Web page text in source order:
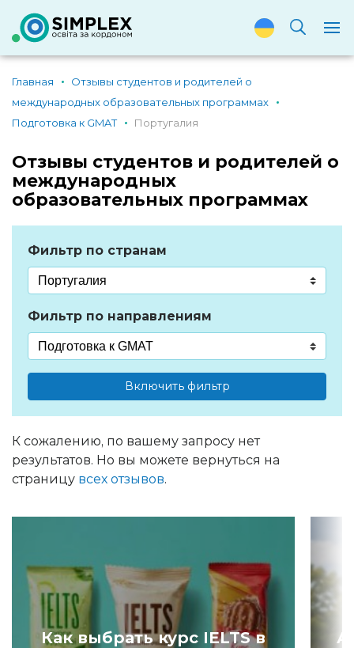
Главная
Отзывы студентов и родителей о
международных образовательных программах
Подготовка к GMAT
Португалия
Отзывы студентов и родителей о
международных
образовательных программах
Фильтр по странам
Фильтр по направлениям
Включить фильтр
К сожалению, по вашему запросу нет
результатов. Но вы можете вернуться на
страницу всех отзывов.
Как выбрать курс IELTS в